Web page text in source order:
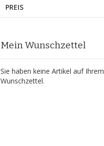
PREIS
Mein Wunschzettel
Sie haben keine Artikel auf Ihrem
Wunschzettel.